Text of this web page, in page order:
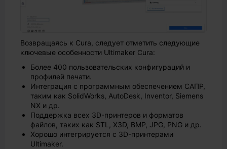
Возвращаясь к Cura, следует отметить следующие
ключевые особенности Ultimaker Cura:
Более 400 пользовательских конфигураций и
профилей печати.
Интеграция с программным обеспечением САПР,
таким как SolidWorks, AutoDesk, Inventor, Siemens
NX и др.
Поддержка всех 3D-принтеров и форматов
файлов, таких как STL, X3D, BMP, JPG, PNG и др.
Хорошо интегрируется с 3D-принтерами
Ultimaker.